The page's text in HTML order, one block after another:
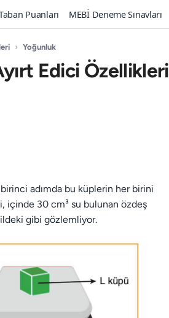
Puanları MEBİ Deneme Sınavları
› Yoğunluk
Edici Özellikleri
adımda bu küplerin her birini
içinde 30 cm³ su bulunan özdeş
gibi gözlemliyor.